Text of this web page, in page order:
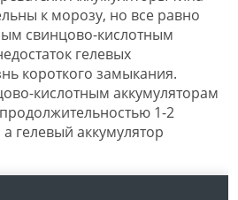
к морозу, но все равно
свинцово-кислотным
гелевых
короткого замыкания.
кислотным аккумуляторам
1-2
гелевый аккумулятор